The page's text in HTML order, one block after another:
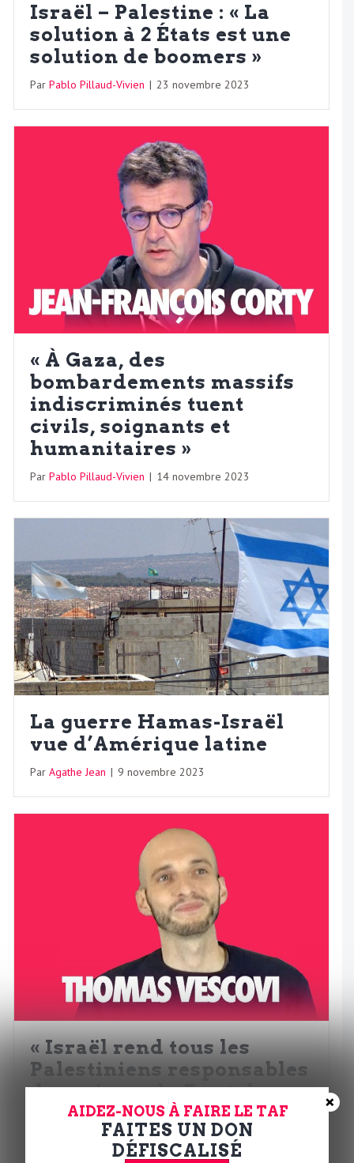
Israël – Palestine : « La
solution à 2 États est une
solution de boomers »
Par Pablo Pillaud-Vivien | 23 novembre 2023
« À Gaza, des
bombardements massifs
indiscriminés tuent
civils, soignants et
humanitaires »
Par Pablo Pillaud-Vivien | 14 novembre 2023
La guerre Hamas-Israël
vue d’Amérique latine
Par Agathe Jean | 9 novembre 2023
« Israël rend tous les
Palestiniens responsables
des crimes du 7 octobre »
Pablo Pillaud-Vivien | 2 novembre 2023
AIDEZ-NOUS À FAIRE LE TAF
FAITES UN DON
DÉFISCALISÉ
×